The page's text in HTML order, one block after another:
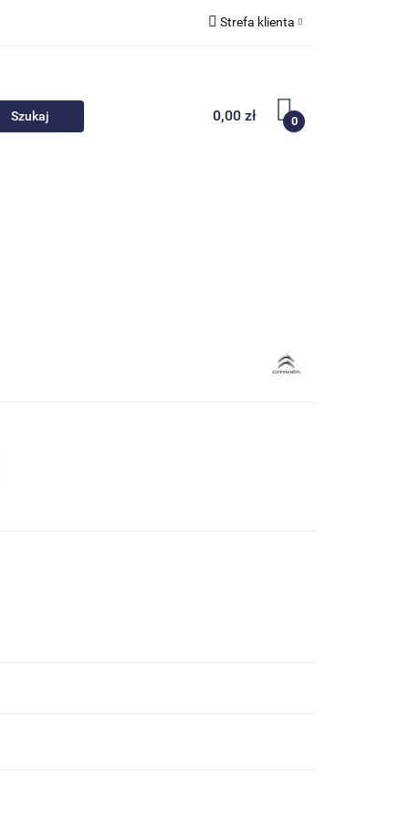
Strefa klienta
Zarejestruj się
Dodaj zgłoszenie
0,00 zł 0